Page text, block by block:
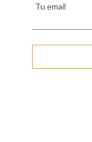
Tu email